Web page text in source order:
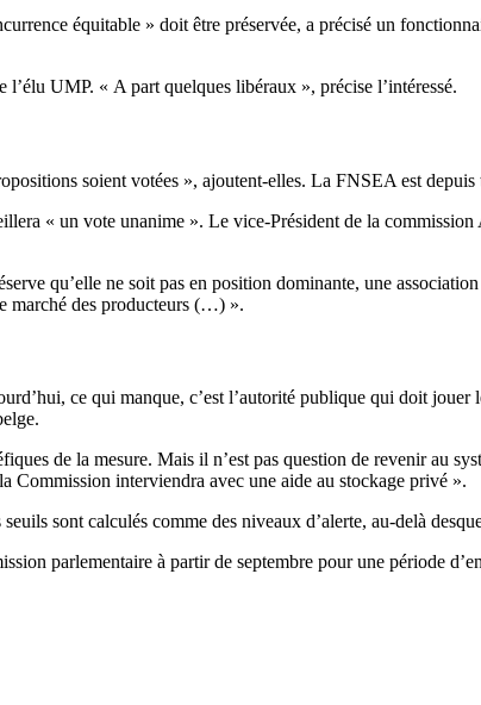
équitable » doit être préservée, a précisé un
UMP. « A part quelques libéraux », précise l’intéressé.
soient votées », ajoutent-elles. La FNSEA est
« un vote unanime ». Le vice-Président de la
qu’elle ne soit pas en position dominante, une
marché des producteurs (…) ».
ce qui manque, c’est l’autorité publique qui doit jouer
de la mesure. Mais il n’est pas question de revenir au
Commission interviendra avec une aide au stockage privé ».
sont calculés comme des niveaux d’alerte, au-delà
parlementaire à partir de septembre pour une période